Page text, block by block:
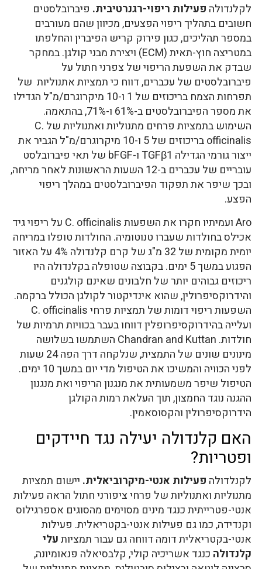
לקלנדולה פעילות ריפוי-רגנרטיבית. פיברובלסטים
חשובים בתהליך ריפוי הפצעים, מכיוון שהם מעורבים
במספר תהליכים, כגון פירוק קריש הפיברין והחלפתו
במטריצה ​​חוץ-תאית (ECM) ויצירת מבני קולגן. במחקר
שבדק את השפעת הריפוי של צפרני חתול על
פיברובלסטים של עכברים, דווח כי תמציות אתנוליות של
תפרחות הצמח בריכוזים של 1 ו-10 מיקרוגרם/מ"ל הגדילו
את מספר הפיברובלסטים ב-61% ו-71%, בהתאמה.
השימוש בתמציות פרחים מתנוליות ואתנוליות של C.
officinalis בריכוזים של 5 ו-10 מיקרוגרם/מ"ל הגביר את
ייצור גורמי הגדילה TGFβ1 ו-bFGF של תאי פיברובלסט
עובריים של עכברים ב-12 השעות הראשונות לאחר מריחה,
ובכך שיפר את תפקוד הפיברובלסטים במהלך ריפוי
הפצע.
Aro ועמיתיו חקרו את השפעות C. officinalis על ריפוי גיד
אכילס בחולדות שעברו טנוטומיה. החולדות טופלו במריחה
יומית מקומית של 32 מ"ג של קרם קלנדולה 4% על האזור
הפגוע במשך 5 ימים. בקבוצה שטופלה בקלנדולה היו
ריכוזים גבוהים יותר של חלבונים שאינם קולגנים
והידרוקסיפרולין, שהוא אינדיקטור לקולגן הכולל ברקמה.
השפעות ריפוי דומות של תמציות פרחי C. officinalis
ועלייה בהידרוקסיפרופלין דווחו בעבר בכוויות תרמיות של
חולדות. Chandran and Kuttan השתמשו בשלושה
מינונים שונים של התמצית, שנלקחה דרך הפה 24 שעות
לפני הכוויה והמשיכו את הטיפול מדי יום במשך 10 ימים.
הטיפול שיפר משמעותית את מנגנון הריפוי ואת מנגנון
ההגנה נוגד החמצון, תוך העלאת רמות הקולגן
הידרוקסיפרולין והקסוסאמין.
האם קלנדולה יעילה נגד חיידקים
ופטריות?
לקנלדולה פעילות אנטי-מיקרוביאלית. יישום תמציות
מתנוליות ואתנוליות של פרחי ציפורני חתול הראה פעילות
אנטי-פטרייתית כנגד מינים מסוימים מהסוגים אספרגילוס
וקנדידה, כמו גם פעילות אנטי-בקטריאלית. פעילות
אנטי-בקטריאלית דומה דווחה גם עבור תמציותעלי
קלנדולה כנגד אשריכיה קולי, קלבסיאלה פנאומיונה,